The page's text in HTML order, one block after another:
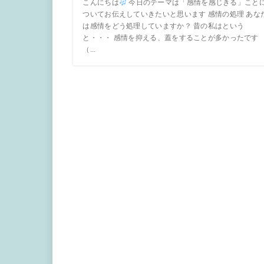
こんにちは
今日のテーマは「感情を感じきる」こと
ついてお伝えしていきたいと思います 感情の処理 あな
は感情をどう処理していますか？ 昔の私はという
と・・・ 感情を抑える、蓋をすることが多かったです
（...